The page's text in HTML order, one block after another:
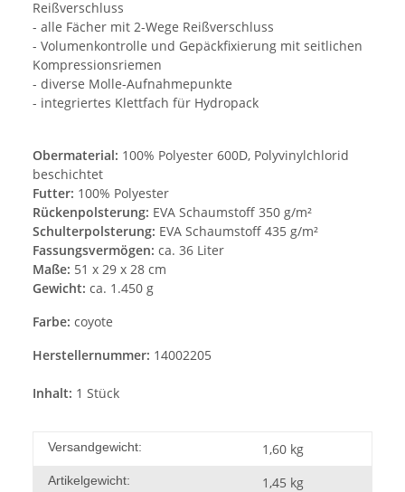
Reißverschluss
- alle Fächer mit 2-Wege Reißverschluss
- Volumenkontrolle und Gepäckfixierung mit seitlichen
Kompressionsriemen
- diverse Molle-Aufnahmepunkte
- integriertes Klettfach für Hydropack
Obermaterial: 100% Polyester 600D, Polyvinylchlorid
beschichtet
Futter: 100% Polyester
Rückenpolsterung: EVA Schaumstoff 350 g/m²
Schulterpolsterung: EVA Schaumstoff 435 g/m²
Fassungsvermögen: ca. 36 Liter
Maße: 51 x 29 x 28 cm
Gewicht: ca. 1.450 g
Farbe: coyote
Herstellernummer: 14002205
Inhalt: 1 Stück
Versandgewicht: 1,60 kg
Artikelgewicht: 1,45 kg